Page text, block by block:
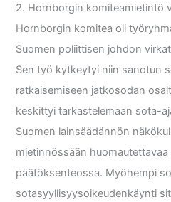
2. Hornborgin komiteamietintö
Hornborgin komitea oli
Suomen poliittisen johdon
Sen työ kytkeytyi niin sanotun
ratkaisemiseen jatkosodan
keskittyi tarkastelemaan sota-
Suomen lainsäädännön
mietinnössään
päätöksenteossa. Myöhempi
sotasyyllisyysoikeudenkäynti